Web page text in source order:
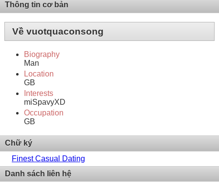
Thông tin cơ bản
Về vuotquaconsong
Biography
Man
Location
GB
Interests
miSpavyXD
Occupation
GB
Chữ ký
Finest Сasual Dating
Danh sách liên hệ